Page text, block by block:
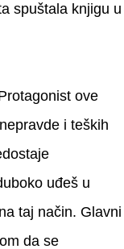
spuštala knjigu u
ove
i teških
uđeš u
taj način. Glavni
da se